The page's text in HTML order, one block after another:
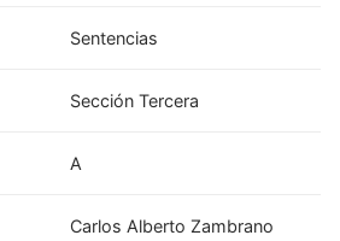
Sentencias
Sección Tercera
A
Carlos Alberto Zambrano